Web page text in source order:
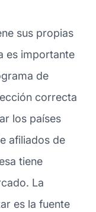
sus propias
es importante
de
correcta
los países
afiliados de
tiene
La
es la fuente